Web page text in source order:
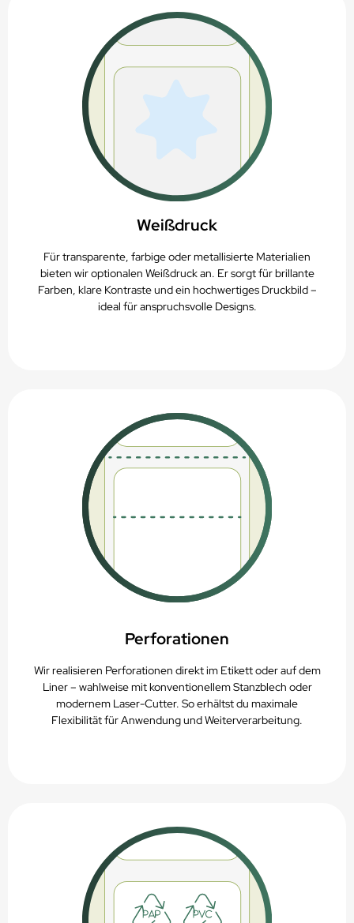
Weißdruck
Für transparente, farbige oder metallisierte Materialien
bieten wir optionalen Weißdruck an. Er sorgt für brillante
Farben, klare Kontraste und ein hochwertiges Druckbild –
ideal für anspruchsvolle Designs.
Perforationen
Wir realisieren Perforationen direkt im Etikett oder auf dem
Liner – wahlweise mit konventionellem Stanzblech oder
modernem Laser-Cutter. So erhältst du maximale
Flexibilität für Anwendung und Weiterverarbeitung.